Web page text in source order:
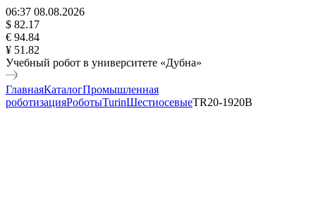
06:37 08.08.2026
$ 82.17
€ 94.84
¥ 51.82
Учебный робот в университете «Дубна»
ГлавнаяКаталогПромышленная
роботизацияРоботыTurinШестиосевыеTR20-1920B